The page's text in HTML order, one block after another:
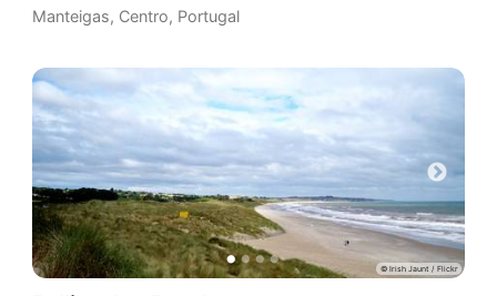
Manteigas, Centro, Portugal